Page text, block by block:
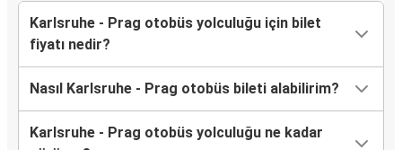
Karlsruhe - Prag otobüs yolculuğu için bilet
fiyatı nedir?
Nasıl Karlsruhe - Prag otobüs bileti alabilirim?
Karlsruhe - Prag otobüs yolculuğu ne kadar